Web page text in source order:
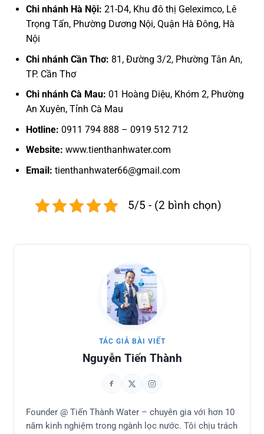
Chi nhánh Hà Nội: 21-D4, Khu đô thị Geleximco, Lê
Trọng Tấn, Phường Dương Nội, Quận Hà Đông, Hà
Nội
Chi nhánh Cần Thơ: 81, Đường 3/2, Phường Tân An,
TP. Cần Thơ
Chi nhánh Cà Mau: 01 Hoàng Diệu, Khóm 2, Phường
An Xuyên, Tỉnh Cà Mau
Hotline: 0911 794 888 – 0919 512 712
Website: www.tienthanhwater.com
Email: tienthanhwater66@gmail.com
5/5 - (2 bình chọn)
TÁC GIẢ BÀI VIẾT
Nguyễn Tiến Thành
Founder @ Tiến Thành Water – chuyên gia với hơn 10
năm kinh nghiệm trong ngành lọc nước. Tôi chịu trách